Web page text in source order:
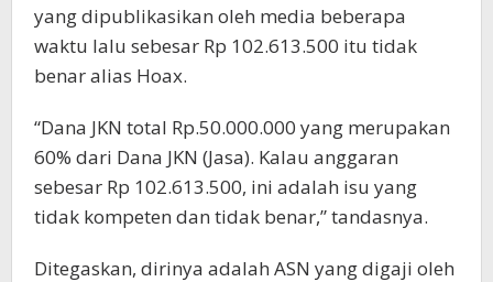
yang dipublikasikan oleh media beberapa
waktu lalu sebesar Rp 102.613.500 itu tidak
benar alias Hoax.
“Dana JKN total Rp.50.000.000 yang merupakan
60% dari Dana JKN (Jasa). Kalau anggaran
sebesar Rp 102.613.500, ini adalah isu yang
tidak kompeten dan tidak benar,” tandasnya.
Ditegaskan, dirinya adalah ASN yang digaji oleh